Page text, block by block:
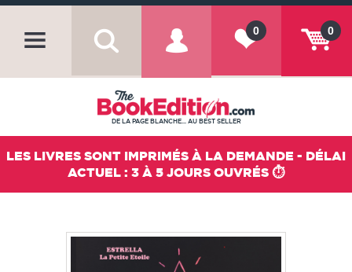
0
0
DE LA PAGE BLANCHE... AU BEST SELLER
LES LIVRES SONT IMPRIMÉS À LA DEMANDE - DÉLAI
ACTUEL : 3 À 5 JOURS OUVRÉS ⏱️